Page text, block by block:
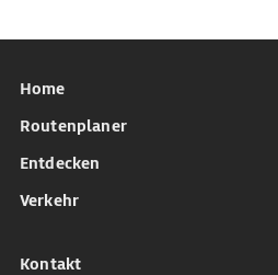
Home
Routenplaner
Entdecken
Verkehr
Kontakt